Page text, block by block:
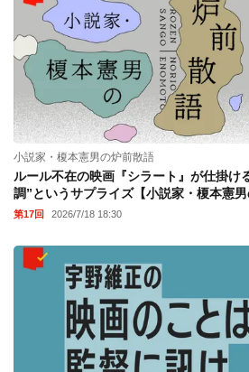
小説家・榎本憲男の炉前散語
ルール不在の映画『シラート』が仕掛け
調”というサプライズ【小説家・榎本憲男
第17回 2026/7/18 18:30